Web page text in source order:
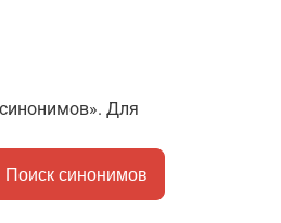
Для
Поиск синонимов